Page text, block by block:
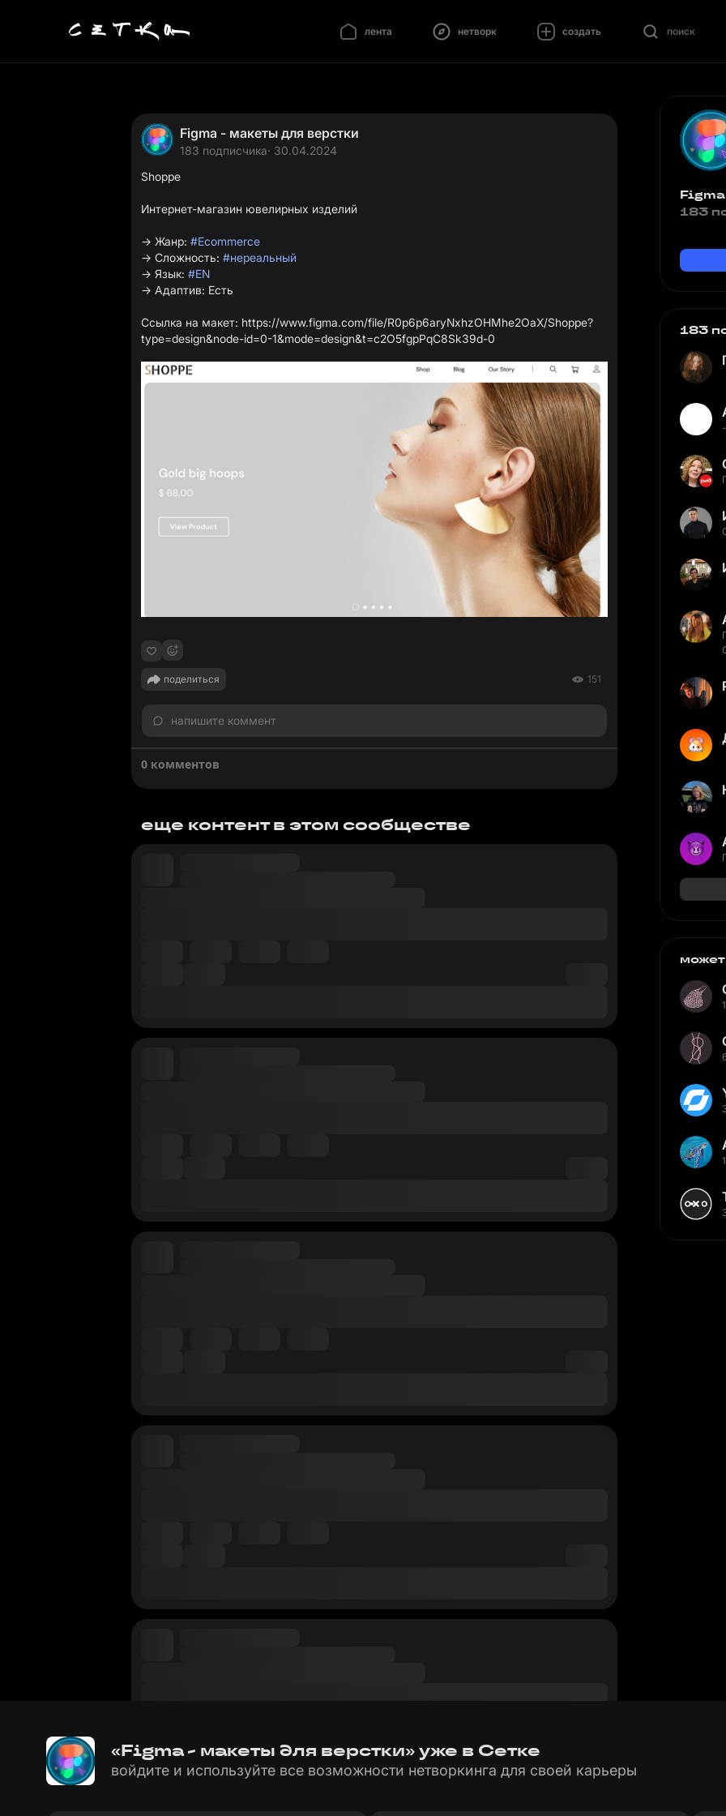
лента нетворк создать поиск
Figma - макеты для верстки
183 подписчика· 30.04.2024
Shoppe
Интернет-магазин ювелирных изделий
→ Жанр: #Ecommerce
→ Сложность: #нереальный
→ Язык: #EN
→ Адаптив: Есть
Ссылка на макет: https://www.figma.com/file/R0p6p6aryNxhzOHMhe2OaX/Shoppe?
type=design&node-id=0-1&mode=design&t=c2O5fgpPqC8Sk39d-0
поделиться 151
напишите коммент
0 комментов
еще контент в этом сообществе
183
183
-
«Figma - макеты для верстки» уже в Сетке
войдите и используйте все возможности нетворкинга для своей карьеры